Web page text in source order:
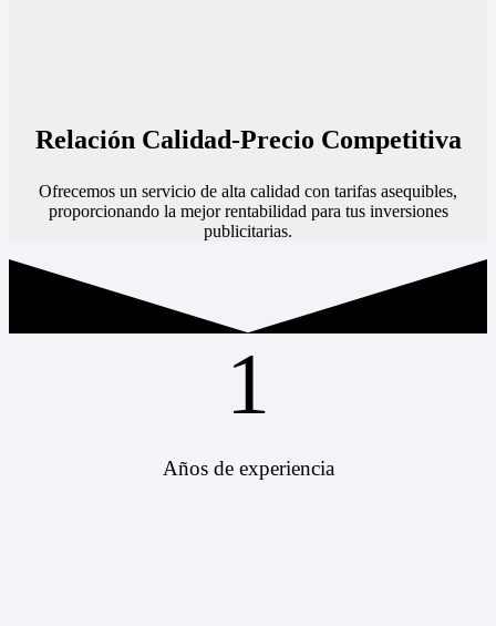
Relación Calidad-Precio Competitiva
Ofrecemos un servicio de alta calidad con tarifas asequibles,
proporcionando la mejor rentabilidad para tus inversiones
publicitarias.
1
Años de experiencia